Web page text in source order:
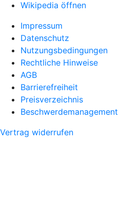
Wikipedia öffnen
Impressum
Datenschutz
Nutzungsbedingungen
Rechtliche Hinweise
AGB
Barrierefreiheit
Preisverzeichnis
Beschwerdemanagement
Vertrag widerrufen